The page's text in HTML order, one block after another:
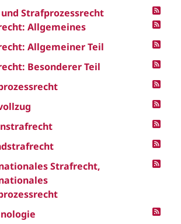
Strafprozessrecht
Allgemeines
Allgemeiner Teil
Besonderer Teil
Strafrecht,